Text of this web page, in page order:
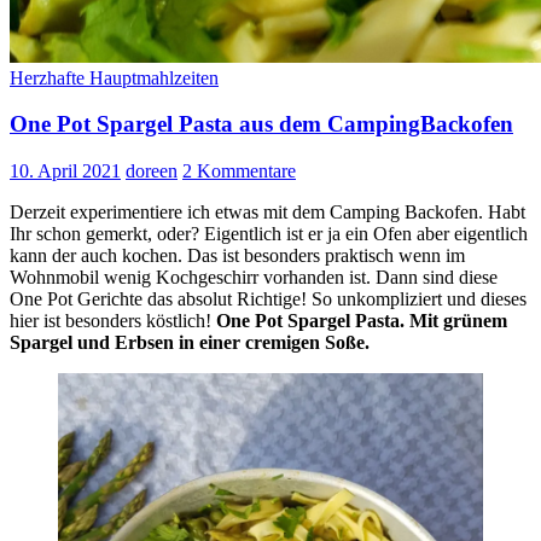
Herzhafte Hauptmahlzeiten
One Pot Spargel Pasta aus dem CampingBackofen
10. April 2021 doreen 2 Kommentare
Derzeit experimentiere ich etwas mit dem Camping Backofen. Habt
Ihr schon gemerkt, oder? Eigentlich ist er ja ein Ofen aber eigentlich
kann der auch kochen. Das ist besonders praktisch wenn im
Wohnmobil wenig Kochgeschirr vorhanden ist. Dann sind diese
One Pot Gerichte das absolut Richtige! So unkompliziert und dieses
hier ist besonders köstlich! One Pot Spargel Pasta. Mit grünem
Spargel und Erbsen in einer cremigen Soße.